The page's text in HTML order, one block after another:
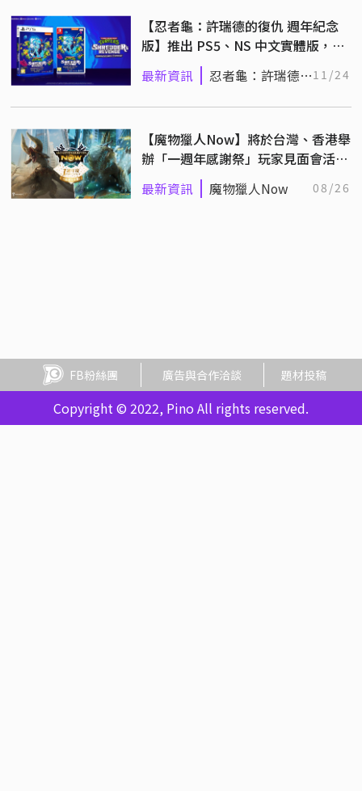
【忍者龜：許瑞德的復仇 週年紀念
版】推出 PS5、NS 中文實體版，本
篇與 DLC 一次擁有！
最新資訊
忍者龜：許瑞德的 11/24
【魔物獵人Now】將於台灣、香港舉
辦「一週年感謝祭」玩家見面會活
動！
最新資訊 魔物獵人Now 08/26
FB粉絲團 廣告與合作洽談 題材投稿
Copyright © 2022, Pino All rights reserved.